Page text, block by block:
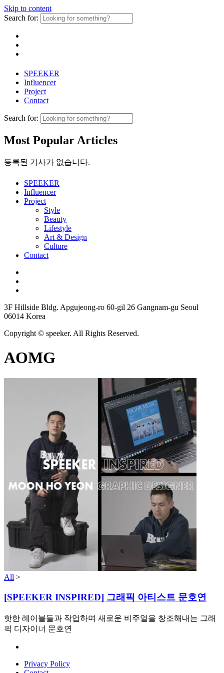
Skip to content
Search for:
SPEEKER
Influencer
Project
Contact
Search for:
Most Popular Articles
등록된 기사가 없습니다.
SPEEKER
Influencer
Project
Style
Beauty
Lifestyle
Art & Design
Culture
Contact
3F Hillside Bldg. Apgujeong-ro 60-gil 26 Gangnam-gu Seoul
06014 Korea
Copyright © speeker. All Rights Reserved.
AOMG
All >
[SPEEKER INSPIRED] 그래픽 아티스트 문호연
핫한 레이블들과 작업하며 새로운 비주얼을 창조해내는 그래
픽 디자이너 문호연
Privacy Policy